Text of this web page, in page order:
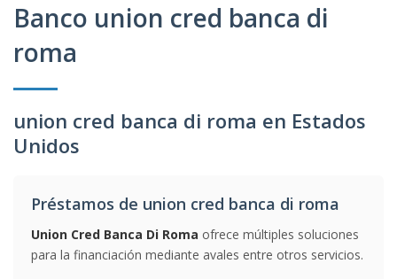
Banco union cred banca di
roma
union cred banca di roma en Estados
Unidos
Préstamos de union cred banca di roma
Union Cred Banca Di Roma ofrece múltiples soluciones
para la financiación mediante avales entre otros servicios.